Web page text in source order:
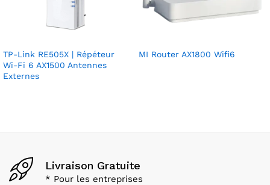
TP-Link RE505X | Répéteur
Wi-Fi 6 AX1500 Antennes
Externes
MI Router AX1800 Wifi6
Livraison Gratuite
* Pour les entreprises